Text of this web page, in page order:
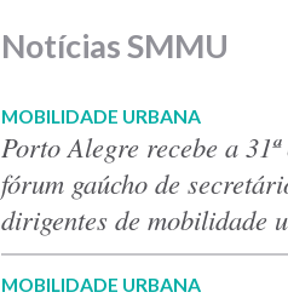
Notícias SMMU
MOBILIDADE URBANA
Porto Alegre recebe a
fórum gaúcho de
dirigentes de mobilidade
MOBILIDADE URBANA